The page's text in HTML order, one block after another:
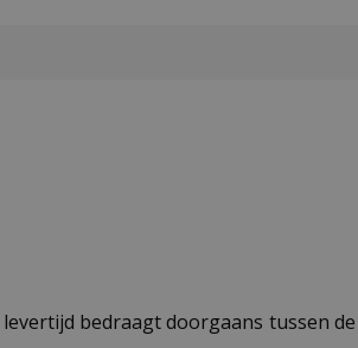
bedraagt doorgaans tussen